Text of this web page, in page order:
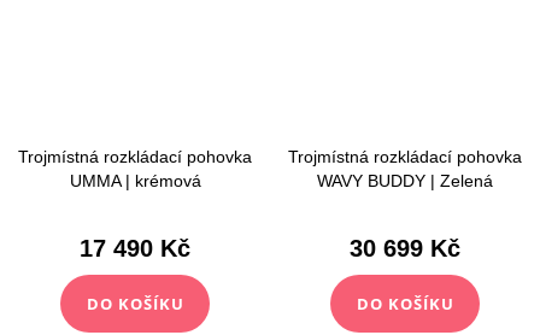
Trojmístná rozkládací pohovka
UMMA | krémová
17 490 Kč
DO KOŠÍKU
Trojmístná rozkládací pohovka
WAVY BUDDY | Zelená
30 699 Kč
DO KOŠÍKU